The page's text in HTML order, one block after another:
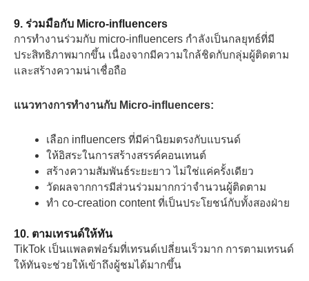
9. ร่วมมือกับ Micro-influencers
การทำงานร่วมกับ micro-influencers กำลังเป็นกลยุทธ์ที่มี
ประสิทธิภาพมากขึ้น เนื่องจากมีความใกล้ชิดกับกลุ่มผู้ติดตาม
และสร้างความน่าเชื่อถือ
แนวทางการทำงานกับ Micro-influencers:
เลือก influencers ที่มีค่านิยมตรงกับแบรนด์
ให้อิสระในการสร้างสรรค์คอนเทนต์
สร้างความสัมพันธ์ระยะยาว ไม่ใช่แค่ครั้งเดียว
วัดผลจากการมีส่วนร่วมมากกว่าจำนวนผู้ติดตาม
ทำ co-creation content ที่เป็นประโยชน์กับทั้งสองฝ่าย
10. ตามเทรนด์ให้ทัน
TikTok เป็นแพลตฟอร์มที่เทรนด์เปลี่ยนเร็วมาก การตามเทรนด์
ให้ทันจะช่วยให้เข้าถึงผู้ชมได้มากขึ้น